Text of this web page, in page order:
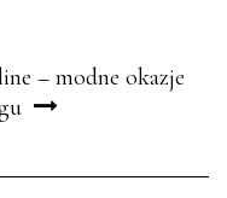
– modne okazje